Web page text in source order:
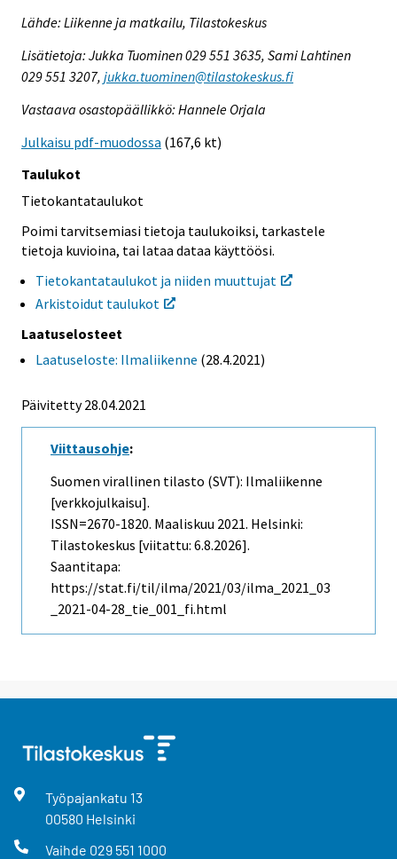
Lähde: Liikenne ja matkailu, Tilastokeskus
Lisätietoja: Jukka Tuominen 029 551 3635, Sami Lahtinen
029 551 3207, jukka.tuominen@tilastokeskus.fi
Vastaava osastopäällikkö: Hannele Orjala
Julkaisu pdf-muodossa (167,6 kt)
Taulukot
Tietokantataulukot
Poimi tarvitsemiasi tietoja taulukoiksi, tarkastele
tietoja kuvioina, tai lataa dataa käyttöösi.
Tietokantataulukot ja niiden muuttujat
Arkistoidut taulukot
Laatuselosteet
Laatuseloste: Ilmaliikenne (28.4.2021)
Päivitetty 28.04.2021
Viittausohje:
Suomen virallinen tilasto (SVT): Ilmaliikenne
[verkkojulkaisu].
ISSN=2670-1820. Maaliskuu 2021. Helsinki:
Tilastokeskus [viitattu: 6.8.2026].
Saantitapa:
https://stat.fi/til/ilma/2021/03/ilma_2021_03
_2021-04-28_tie_001_fi.html
Työpajankatu 13
00580 Helsinki
Vaihde 029 551 1000